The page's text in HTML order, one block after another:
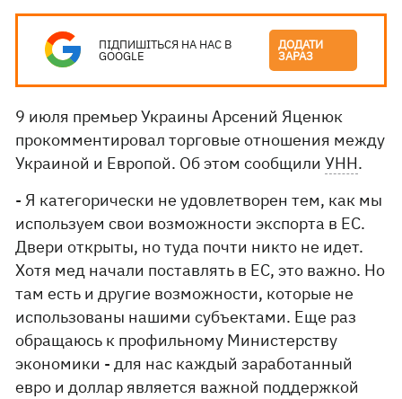
ПІДПИШІТЬСЯ НА НАС В
GOOGLE
ДОДАТИ
ЗАРАЗ
9 июля премьер Украины Арсений Яценюк
прокомментировал торговые отношения между
Украиной и Европой. Об этом сообщилиУНН.
- Я категорически не удовлетворен тем, как мы
используем свои возможности экспорта в ЕС.
Двери открыты, но туда почти никто не идет.
Хотя мед начали поставлять в ЕС, это важно. Но
там есть и другие возможности, которые не
использованы нашими субъектами. Еще раз
обращаюсь к профильному Министерству
экономики - для нас каждый заработанный
евро и доллар является важной поддержкой